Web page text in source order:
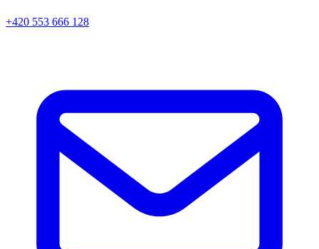
+420 553 666 128